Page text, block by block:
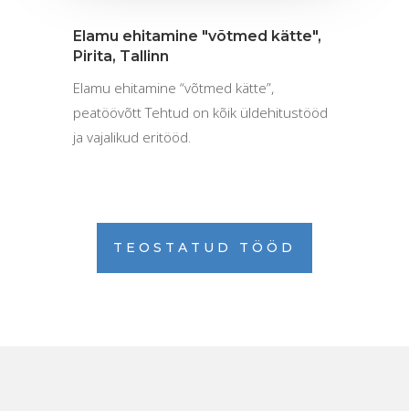
Elamu ehitamine "võtmed kätte",
Pirita, Tallinn
Elamu ehitamine “võtmed kätte”,
peatöövõtt Tehtud on kõik üldehitustööd
ja vajalikud eritööd.
TEOSTATUD TÖÖD